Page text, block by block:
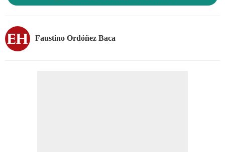
Faustino Ordóñez Baca